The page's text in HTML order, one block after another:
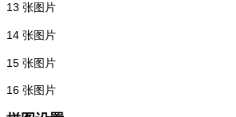
13 张图片
14 张图片
15 张图片
16 张图片